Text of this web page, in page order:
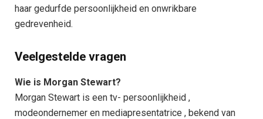
haar gedurfde persoonlijkheid en onwrikbare
gedrevenheid.
Veelgestelde vragen​
Wie is Morgan Stewart?
Morgan Stewart is een tv- persoonlijkheid ,
modeondernemer en mediapresentatrice , bekend van